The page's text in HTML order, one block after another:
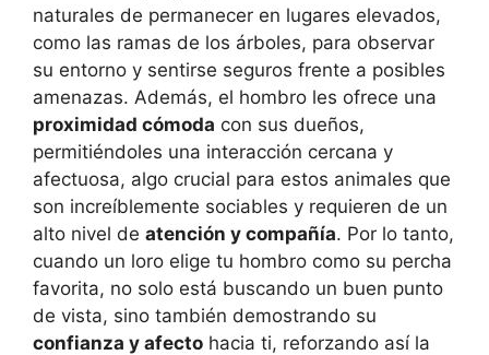
naturales de permanecer en lugares elevados,
como las ramas de los árboles, para observar
su entorno y sentirse seguros frente a posibles
amenazas. Además, el hombro les ofrece una
proximidad cómoda con sus dueños,
permitiéndoles una interacción cercana y
afectuosa, algo crucial para estos animales que
son increíblemente sociables y requieren de un
alto nivel de atención y compañía. Por lo tanto,
cuando un loro elige tu hombro como su percha
favorita, no solo está buscando un buen punto
de vista, sino también demostrando su
confianza y afecto hacia ti, reforzando así la